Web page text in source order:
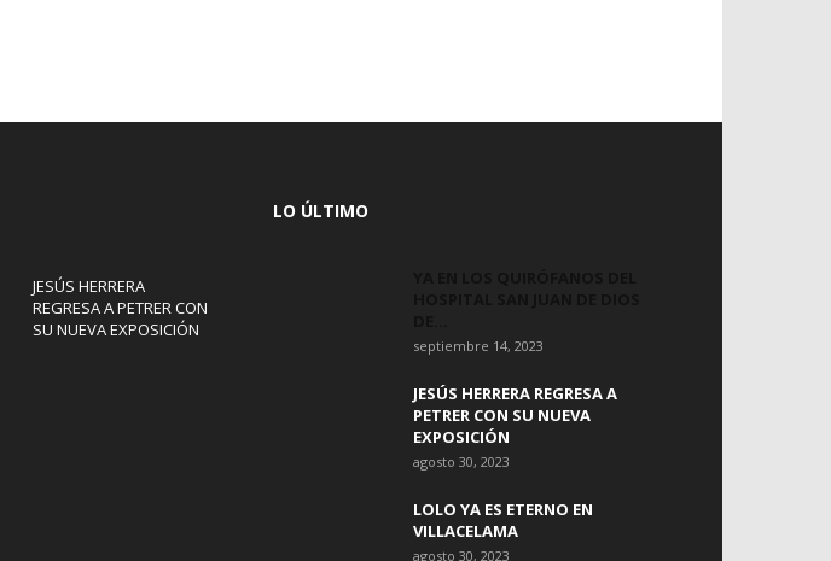
JESÚS HERRERA
REGRESA A PETRER CON
SU NUEVA EXPOSICIÓN
LO ÚLTIMO
septiembre 14, 2023
JESÚS HERRERA REGRESA A
PETRER CON SU NUEVA
EXPOSICIÓN
agosto 30, 2023
LOLO YA ES ETERNO EN
VILLACELAMA
agosto 30, 2023